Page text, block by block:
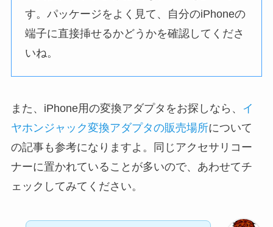
す。パッケージをよく見て、自分のiPhoneの
端子に直接挿せるかどうかを確認してくださ
いね。
また、iPhone用の変換アダプタをお探しなら、
イ
ヤホンジャック変換アダプタの販売場所について
の記事も参考になりますよ。同じアクセサリコー
ナーに置かれていることが多いので、あわせてチ
ェックしてみてください。